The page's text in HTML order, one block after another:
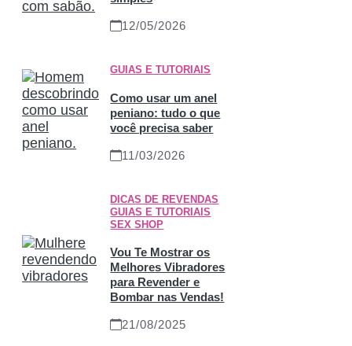
12/05/2026
GUIAS E TUTORIAIS
Como usar um anel
peniano: tudo o que
você precisa saber
11/03/2026
DICAS DE REVENDAS
GUIAS E TUTORIAIS
SEX SHOP
Vou Te Mostrar os
Melhores Vibradores
para Revender e
Bombar nas Vendas!
21/08/2025